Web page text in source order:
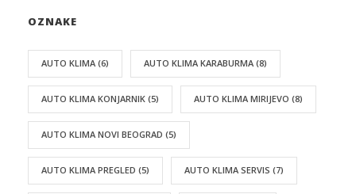
OZNAKE
AUTO KLIMA (6) AUTO KLIMA KARABURMA (8)
AUTO KLIMA KONJARNIK (5) AUTO KLIMA MIRIJEVO (8)
AUTO KLIMA NOVI BEOGRAD (5)
AUTO KLIMA PREGLED (5) AUTO KLIMA SERVIS (7)